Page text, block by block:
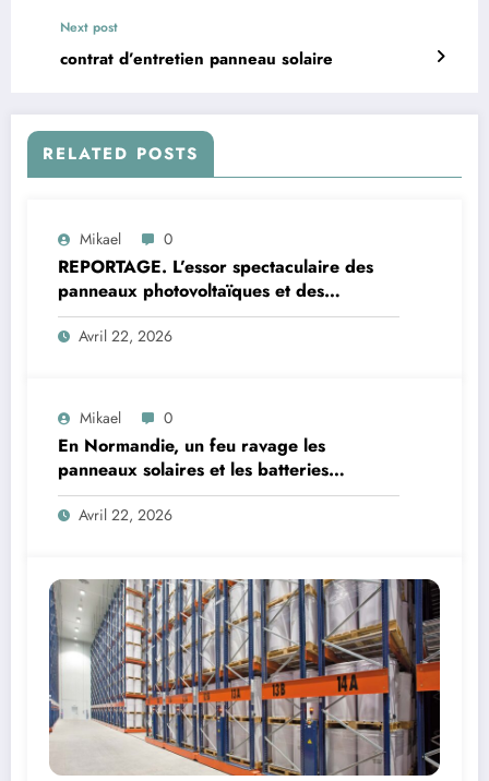
Next post
contrat d’entretien panneau solaire
RELATED POSTS
Mikael 0
REPORTAGE. L’essor spectaculaire des
panneaux photovoltaïques et des
batteries de stockage électrique
Avril 22, 2026
Mikael 0
En Normandie, un feu ravage les
panneaux solaires et les batteries
stockées sur le toit d’une maison
Avril 22, 2026